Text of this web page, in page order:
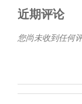
近期评论
您尚未收到任何评